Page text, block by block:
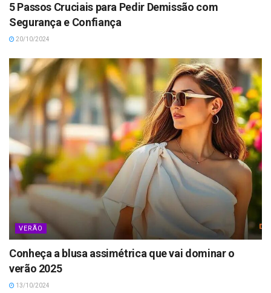
5 Passos Cruciais para Pedir Demissão com
Segurança e Confiança
20/10/2024
VERÃO
Conheça a blusa assimétrica que vai dominar o
verão 2025
13/10/2024